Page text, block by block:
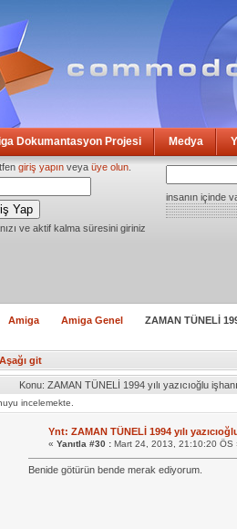
Dokumantasyon Projesi Medya
giriş yapın veya üye olun
ve aktif kalma süresini giriniz
insanın içinde
Amiga Amiga Genel
ZAMAN TÜNELİ
Aşağı git
Konu: ZAMAN TÜNELİ 1994 yılı yazıcıoğlu
incelemekte.
Ynt: ZAMAN TÜNELİ 1994 yılı
« Yanıtla #30 :Mart 24, 2013, 21:10:20 ÖS
Benide götürün bende merak ediyorum.